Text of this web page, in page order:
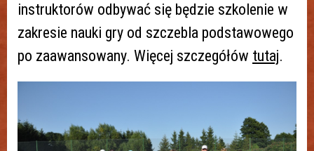
instruktorów odbywać się będzie szkolenie w
zakresie nauki gry od szczebla podstawowego
po zaawansowany. Więcej szczegółów tutaj.